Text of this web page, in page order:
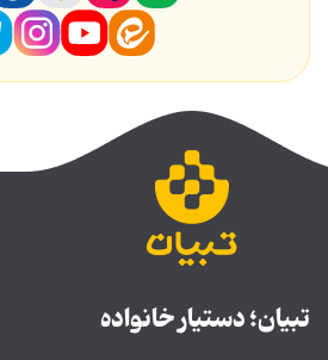
تبیان؛ دستیار خانواده